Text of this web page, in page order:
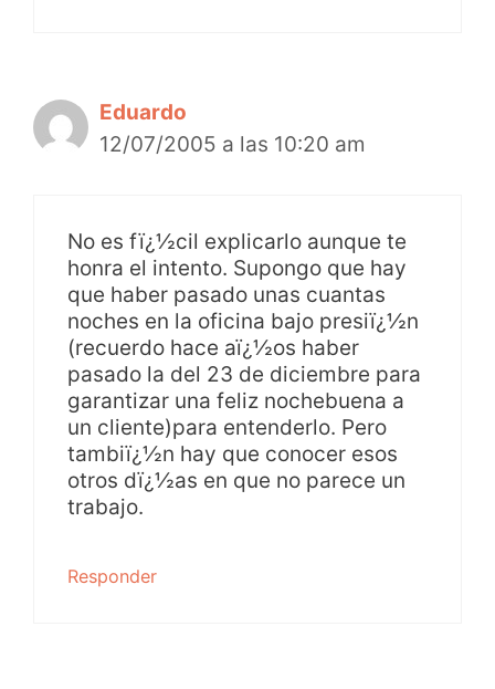
Eduardo
12/07/2005 a las 10:20 am
No es fï¿½cil explicarlo aunque te
honra el intento. Supongo que hay
que haber pasado unas cuantas
noches en la oficina bajo presiï¿½n
(recuerdo hace aï¿½os haber
pasado la del 23 de diciembre para
garantizar una feliz nochebuena a
un cliente)para entenderlo. Pero
tambiï¿½n hay que conocer esos
otros dï¿½as en que no parece un
trabajo.
Responder